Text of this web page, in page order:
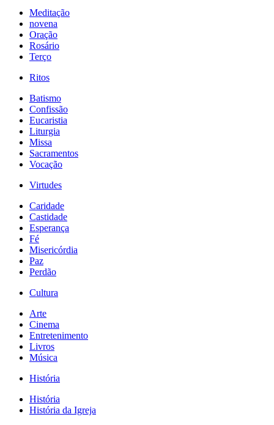
Meditação
novena
Oração
Rosário
Terço
Ritos
Batismo
Confissão
Eucaristia
Liturgia
Missa
Sacramentos
Vocação
Virtudes
Caridade
Castidade
Esperança
Fé
Misericórdia
Paz
Perdão
Cultura
Arte
Cinema
Entretenimento
Livros
Música
História
História
História da Igreja